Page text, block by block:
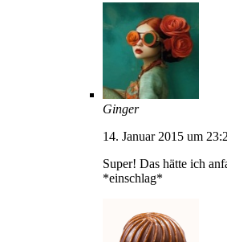
Ginger
14. Januar 2015 um
Super! Das hätte ich
*einschlag*